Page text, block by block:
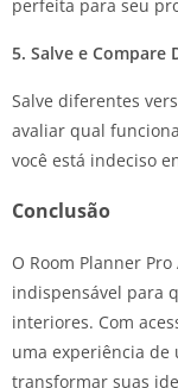
perfeita para seu
5. Salve e Compare
Salve diferentes
avaliar qual
você está indeciso
Conclusão
O Room Planner
indispensável para
interiores. Com
uma experiência de
transformar suas